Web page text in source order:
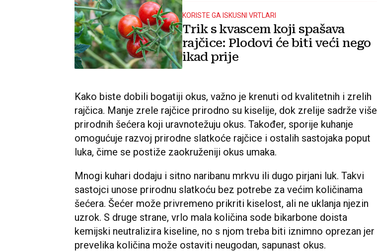
KORISTE GA ISKUSNI VRTLARI
Trik s kvascem koji spašava
rajčice: Plodovi će biti veći nego
ikad prije
Kako biste dobili bogatiji okus, važno je krenuti od kvalitetnih i zrelih
rajčica. Manje zrele rajčice prirodno su kiselije, dok zrelije sadrže više
prirodnih šećera koji uravnotežuju okus. Također, sporije kuhanje
omogućuje razvoj prirodne slatkoće rajčice i ostalih sastojaka poput
luka, čime se postiže zaokruženiji okus umaka.
Mnogi kuhari dodaju i sitno naribanu mrkvu ili dugo pirjani luk. Takvi
sastojci unose prirodnu slatkoću bez potrebe za većim količinama
šećera. Šećer može privremeno prikriti kiselost, ali ne uklanja njezin
uzrok. S druge strane, vrlo mala količina sode bikarbone doista
kemijski neutralizira kiseline, no s njom treba biti iznimno oprezan jer
prevelika količina može ostaviti neugodan, sapunast okus.